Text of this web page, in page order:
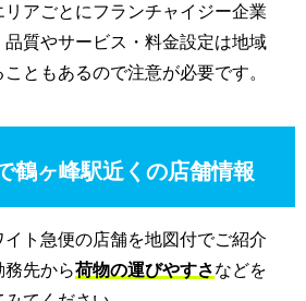
アごとにフランチャイジー企業
質やサービス・料金設定は地域
ともあるので注意が必要です。
鶴ヶ峰駅近くの店舗情報
イト急便の店舗を地図付でご紹介
務先から荷物の運びやすさなどを